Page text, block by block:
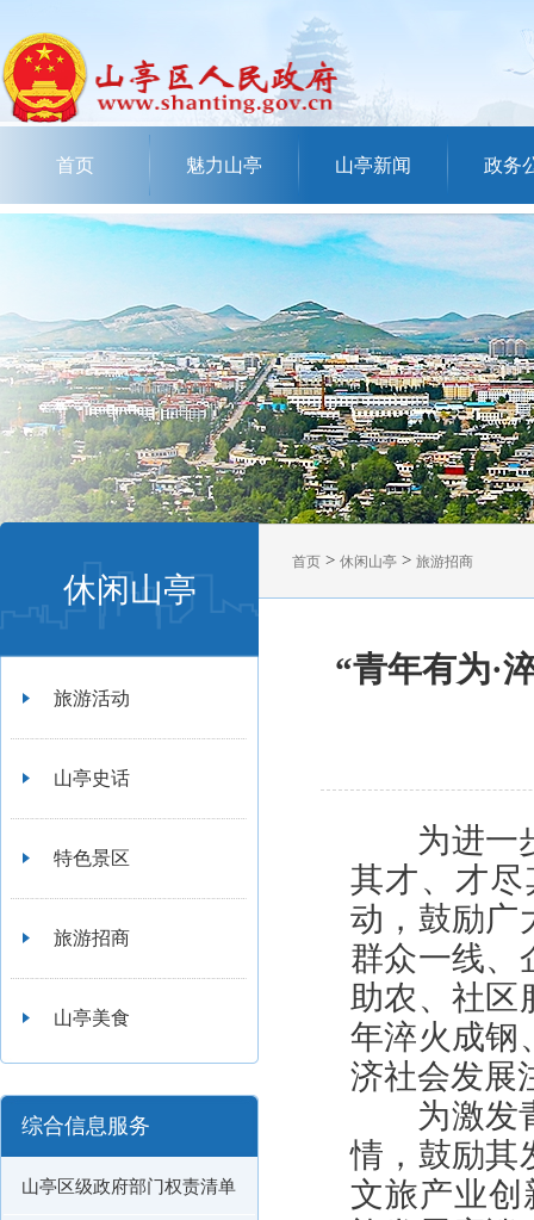
首页 魅力山亭 山亭新闻 政务
休闲山亭
旅游活动
山亭史话
特色景区
旅游招商
山亭美食
综合信息服务
山亭区级政府部门权责清单
首页 > 休闲山亭 > 旅游招商
“青年有为·
为进一步
其才、才尽
动，鼓励广
群众一线、
助农、社区
年淬火成钢
济社会发展
为激发青
情，鼓励其
文旅产业创